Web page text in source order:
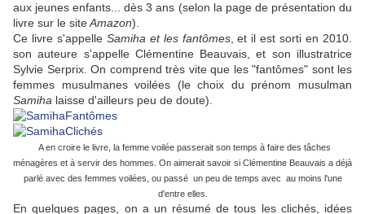
aux jeunes enfants... dès 3 ans (selon la page de présentation du
livre sur le siteAmazon).
Ce livre s'appelle Samiha et les fantômes, et il est sorti en 2010.
son auteure s'appelle Clémentine Beauvais, et son illustratrice
Sylvie Serprix. On comprend très vite que les "fantômes" sont les
femmes musulmanes voilées (le choix du prénom musulman
Samiha laisse d'ailleurs peu de doute).
A en croire le livre, la femme voilée passerait son temps à faire des tâches
ménagères et à servir des hommes. On aimerait savoir si Clémentine Beauvais a déjà
parlé avec des femmes voilées, ou passé un peu de temps avec au moins l'une
d'entre elles.
En quelques pages, on a un résumé de tous les clichés, idées